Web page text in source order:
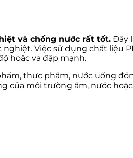
và chống nước rất tốt. Đây
Việc sử dụng chất liệu
hoặc va đập mạnh.
thực phẩm, nước uống
của môi trường ẩm, nước